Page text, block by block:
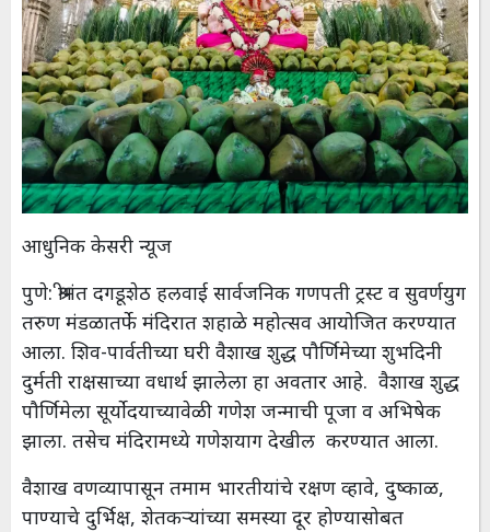
आधुनिक केसरी न्यूज
पुणे: श्रीमंत दगडूशेठ हलवाई सार्वजनिक गणपती ट्रस्ट व सुवर्णयुग
तरुण मंडळातर्फे मंदिरात शहाळे महोत्सव आयोजित करण्यात
आला. शिव-पार्वतीच्या घरी वैशाख शुद्ध पौर्णिमेच्या शुभदिनी
दुर्मती राक्षसाच्या वधार्थ झालेला हा अवतार आहे. वैशाख शुद्ध
पौर्णिमेला सूर्योदयाच्यावेळी गणेश जन्माची पूजा व अभिषेक
झाला. तसेच मंदिरामध्ये गणेशयाग देखील करण्यात आला.
वैशाख वणव्यापासून तमाम भारतीयांचे रक्षण व्हावे, दुष्काळ,
पाण्याचे दुर्भिक्ष, शेतकऱ्यांच्या समस्या दूर होण्यासोबत